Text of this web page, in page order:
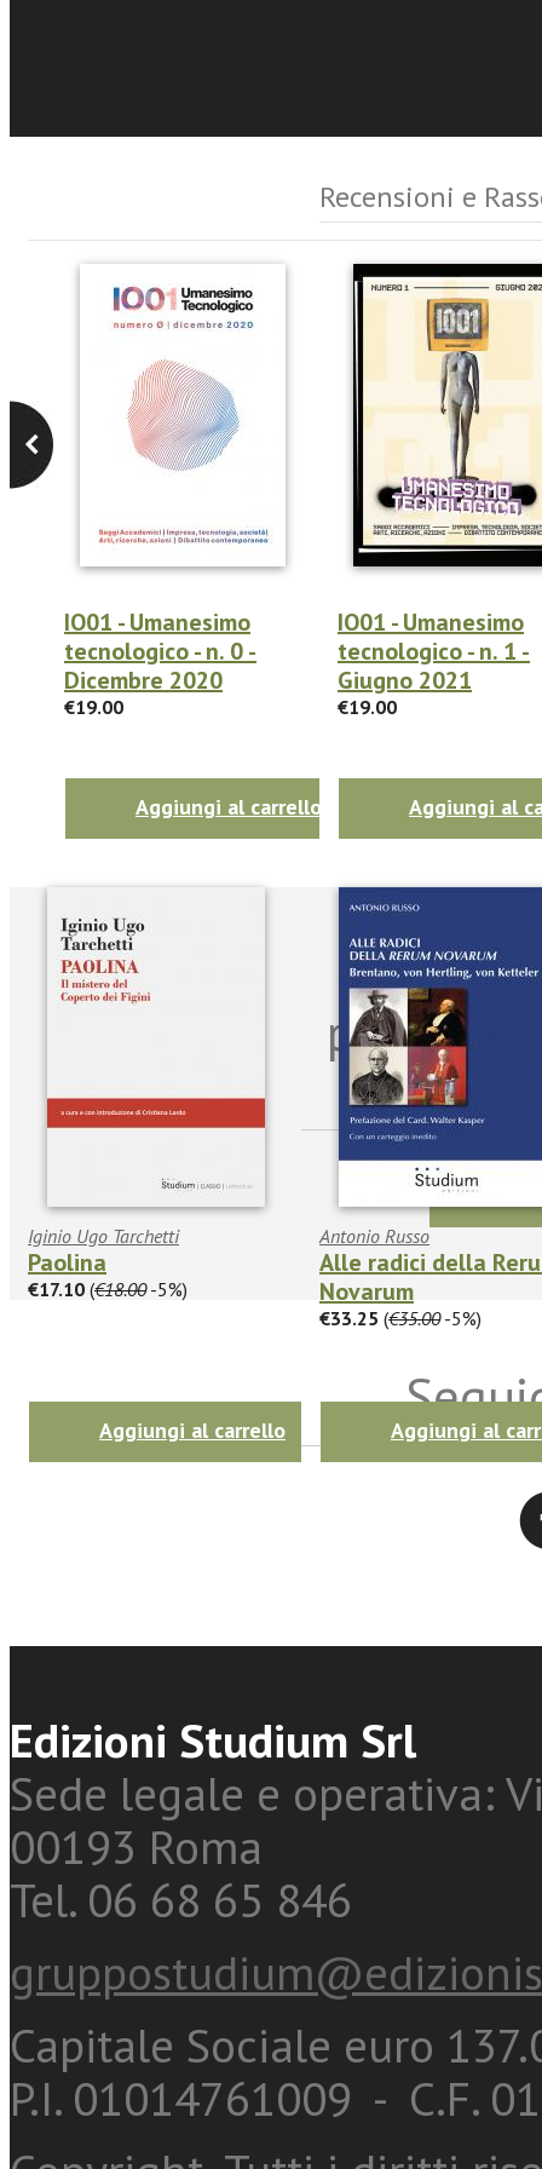
Recensioni e
IO01 - Umanesimo
tecnologico - n. 0 -
Dicembre 2020
€19.00
Aggiungi al carrello
IO01 - Umanesimo
tecnologico - n. 1 -
Giugno 2021
€19.00
Aggiungi al
Iginio Ugo Tarchetti
Paolina
€17.10 (€18.00-5%)
Aggiungi al carrello
Antonio Russo
Alle radici della
Novarum
€33.25 (€35.00-5%)
Aggiungi al
Iscriviti
per
sulle
Edizioni Studium Srl
Sede legale e operativa:
00193 Roma
Tel. 06 68 65 846
Capitale Sociale euro
P.I. 01014761009 - C.F.